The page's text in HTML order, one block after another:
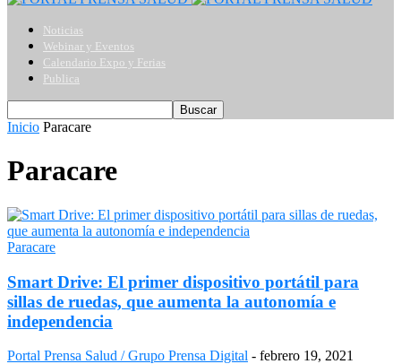
Noticias
Webinar y Eventos
Calendario Expo y Ferias
Publica
Inicio Paracare
Paracare
Paracare
Smart Drive: El primer dispositivo portátil para
sillas de ruedas, que aumenta la autonomía e
independencia
Portal Prensa Salud / Grupo Prensa Digital - febrero 19, 2021